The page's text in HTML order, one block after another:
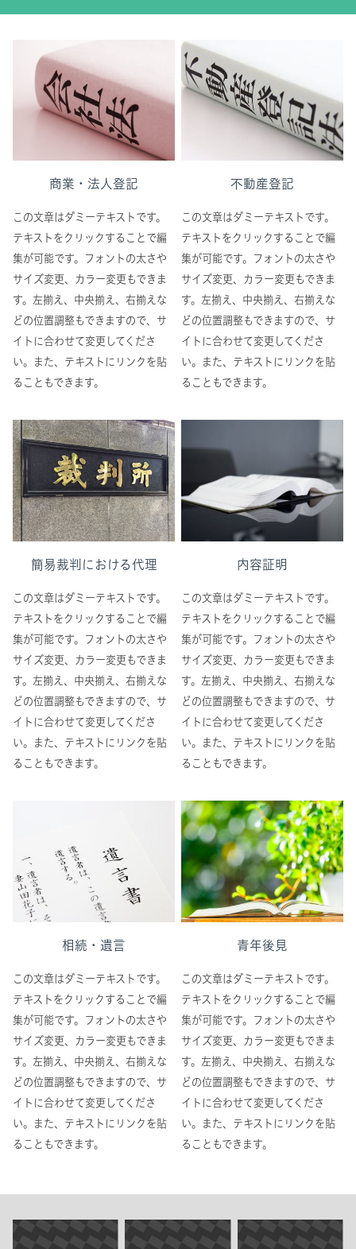
商業・法人登記
この文章はダミーテキストです。
テキストをクリックすることで編
集が可能です。フォントの太さや
サイズ変更、カラー変更もできま
す。左揃え、中央揃え、右揃えな
どの位置調整もできますので、サ
イトに合わせて変更してくださ
い。また、テキストにリンクを貼
ることもできます。
不動産登記
この文章はダミーテキストです。
テキストをクリックすることで編
集が可能です。フォントの太さや
サイズ変更、カラー変更もできま
す。左揃え、中央揃え、右揃えな
どの位置調整もできますので、サ
イトに合わせて変更してくださ
い。また、テキストにリンクを貼
ることもできます。
簡易裁判における代理
この文章はダミーテキストです。
テキストをクリックすることで編
集が可能です。フォントの太さや
サイズ変更、カラー変更もできま
す。左揃え、中央揃え、右揃えな
どの位置調整もできますので、サ
イトに合わせて変更してくださ
い。また、テキストにリンクを貼
ることもできます。
内容証明
この文章はダミーテキストです。
テキストをクリックすることで編
集が可能です。フォントの太さや
サイズ変更、カラー変更もできま
す。左揃え、中央揃え、右揃えな
どの位置調整もできますので、サ
イトに合わせて変更してくださ
い。また、テキストにリンクを貼
ることもできます。
相続・遺言
この文章はダミーテキストです。
テキストをクリックすることで編
集が可能です。フォントの太さや
サイズ変更、カラー変更もできま
す。左揃え、中央揃え、右揃えな
どの位置調整もできますので、サ
イトに合わせて変更してくださ
い。また、テキストにリンクを貼
ることもできます。
青年後見
この文章はダミーテキストです。
テキストをクリックすることで編
集が可能です。フォントの太さや
サイズ変更、カラー変更もできま
す。左揃え、中央揃え、右揃えな
どの位置調整もできますので、サ
イトに合わせて変更してくださ
い。また、テキストにリンクを貼
ることもできます。